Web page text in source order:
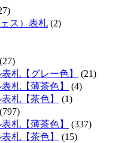
ス）表札 (2)
(27)
札【グレー色】
(21)
札【薄茶色】
(4)
札【茶色】
(1)
(797)
札【薄茶色】
(337)
札【茶色】
(15)